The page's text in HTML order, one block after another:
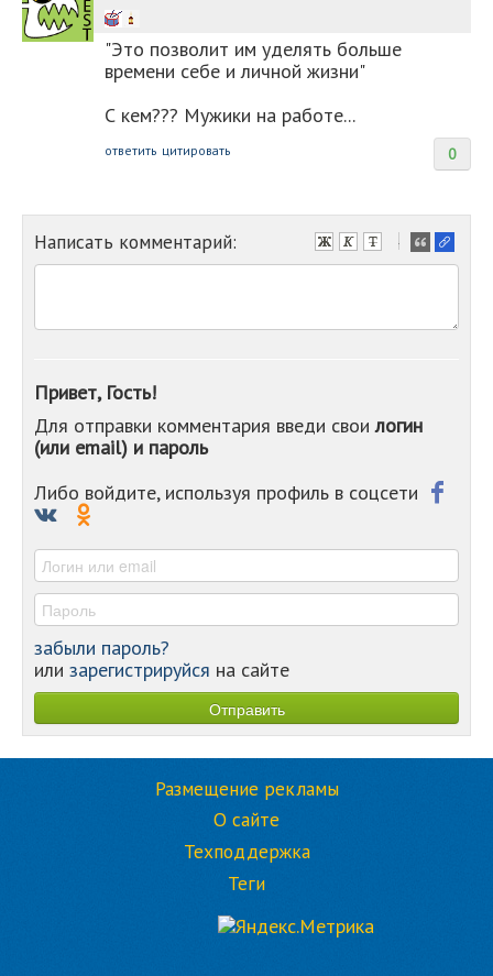
"Это позволит им уделять больше
времени себе и личной жизни"
С кем??? Мужики на работе...
0
ответить цитировать
Написать комментарий:
-
-
-
-
-
Привет, Гость!
Для отправки комментария введи своилогин
(или email) и пароль
Либо войдите, используя профиль в соцсети
забыли пароль?
или зарегистрируйся на сайте
Размещение рекламы
О сайте
Техподдержка
Теги